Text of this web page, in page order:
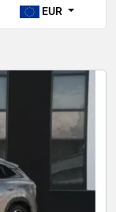
EUR